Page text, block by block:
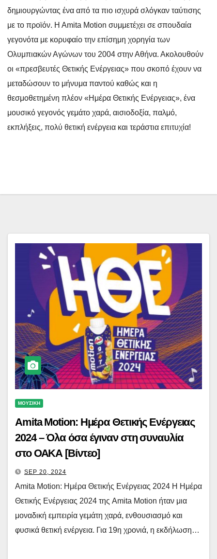
δημιουργώντας ένα από τα πιο ισχυρά σλόγκαν ταύτισης
με το προϊόν. H Amita Motion συμμετέχει σε σπουδαία
γεγονότα με κορυφαίο την επίσημη χορηγία των
Ολυμπιακών Αγώνων του 2004 στην Αθήνα. Ακολουθούν
οι «πρεσβευτές Θετικής Ενέργειας» που σκοπό έχουν να
μεταδώσουν το μήνυμα παντού καθώς και η
θεσμοθετημένη πλέον «Ημέρα Θετικής Ενέργειας», ένα
μουσικό γεγονός γεμάτο χαρά, αισιοδοξία, παλμό,
εκπλήξεις, πολύ θετική ενέργεια και τεράστια επιτυχία!
ΜΟΥΣΙΚΗ
Amita Motion: Ημέρα Θετικής Ενέργειας
2024 – Όλα όσα έγιναν στη συναυλία
στο ΟΑΚΑ [Βίντεο]
SEP 20, 2024
Amita Motion: Ημέρα Θετικής Ενέργειας 2024 Η Ημέρα
Θετικής Ενέργειας 2024 της Amita Motion ήταν μια
μοναδική εμπειρία γεμάτη χαρά, ενθουσιασμό και
φυσικά θετική ενέργεια. Για 19η χρονιά, η εκδήλωση…